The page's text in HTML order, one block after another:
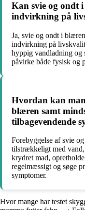
Kan svie og ondt
indvirkning på
Ja, svie og ondt i
indvirkning på
hyppig vandladning og
påvirke både fysisk og
Hvordan kan
blæren samt
tilbagevendende
Forebyggelse af svie
tilstrækkeligt med
krydret mad,
regelmæssigt og søge
symptomer.
Hvor mange har testet